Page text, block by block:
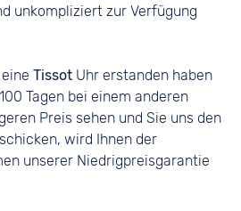
unkompliziert zur Verfügung
TissotUhr erstanden haben
Tagen bei einem anderen
Preis sehen und Sie uns den
wird Ihnen der
unserer Niedrigpreisgarantie